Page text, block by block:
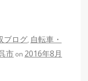
ブログ, 自転車・
市 on 2016年8月